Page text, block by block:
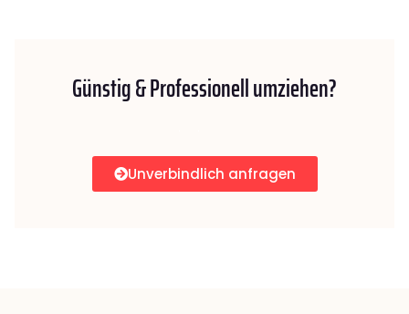
Günstig & Professionell umziehen?
Unverbindlich anfragen